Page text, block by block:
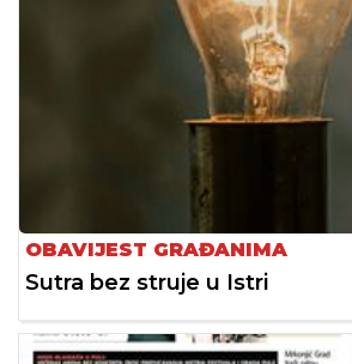
OBAVIJEST GRAĐANIMA
Sutra bez struje u Istri